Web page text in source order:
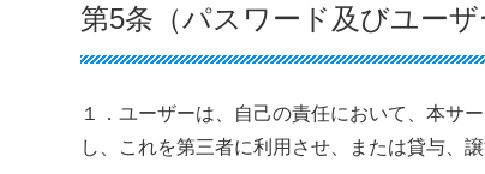
第5条（パスワード及びユーザ
１．ユーザーは、自己の責任において、本サ
し、これを第三者に利用させ、または貸与、